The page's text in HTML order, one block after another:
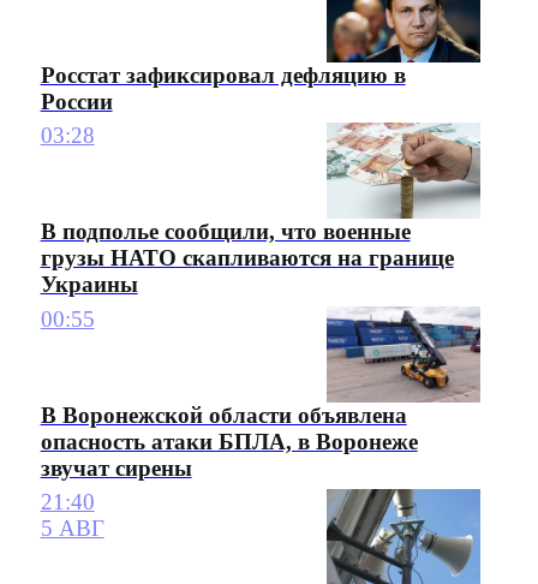
Росстат зафиксировал дефляцию в
России
03:28
В подполье сообщили, что военные
грузы НАТО скапливаются на границе
Украины
00:55
В Воронежской области объявлена
опасность атаки БПЛА, в Воронеже
звучат сирены
21:40
5 АВГ